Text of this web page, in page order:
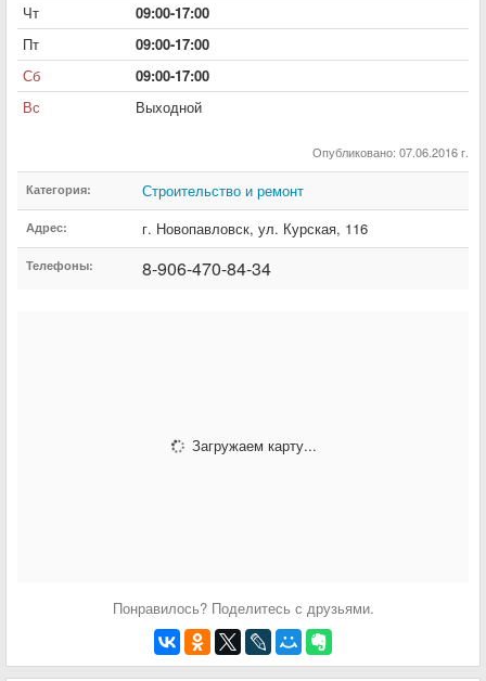
Чт
09:00-17:00
Пт
09:00-17:00
Сб
09:00-17:00
Вс
Выходной
Опубликовано: 07.06.2016 г.
Категория: Строительство и ремонт
Адрес: г. Новопавловск, ул. Курская, 116
Телефоны: 8-906-470-84-34
Загружаем карту...
Понравилось? Поделитесь с друзьями.